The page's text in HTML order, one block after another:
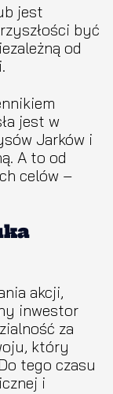
jest
być
od
jest w
Jarków i
A to od
celów –
akcji,
inwestor
za
który
tego czasu
i